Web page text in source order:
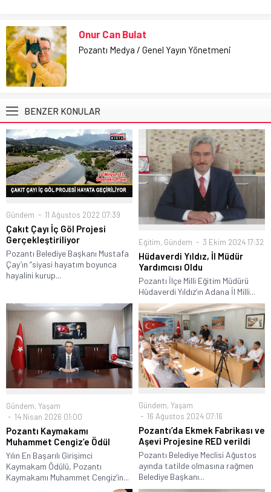
Onur Can Bulat
Pozantı Medya / Genel Yayın Yönetmeni
BENZER KONULAR
Gündem 11 Ağustos 2022 07:39
Çakıt Çayı İç Göl Projesi
Gerçekleştiriliyor
Pozantı Belediye Başkanı Mustafa
Çay’ın “siyasi hayatım boyunca
hayalini kurup...
Eğitim, Gündem 3 Ekim 2024 17:32
Hüdaverdi Yıldız, İl Müdür
Yardımcısı Oldu
Pozantı İlçe Milli Eğitim Müdürü
Hüdaverdi Yıldız’ın Adana İl Milli...
Gündem, Yaşam
14 Nisan 2026 01:00
Pozantı Kaymakamı
Muhammet Cengiz’e Ödül
Yılın En Başarılı Girişimci
Kaymakam Ödülü, Pozantı
Kaymakamı Muhammet Cengiz’in...
Gündem, Yaşam
16 Ağustos 2024 07:16
Pozantı’da Ekmek Fabrikası ve
Aşevi Projesine RED verildi
Pozantı Belediye Meclisi Ağustos
ayında tatilde olmasına rağmen
Belediye Başkanı...